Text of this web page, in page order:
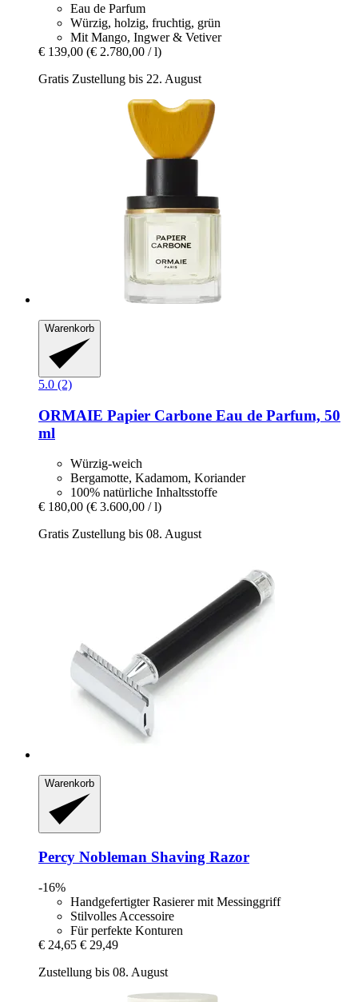
Eau de Parfum
Würzig, holzig, fruchtig, grün
Mit Mango, Ingwer & Vetiver
€ 139,00 (€ 2.780,00 / l)
Gratis Zustellung bis 22. August
Warenkorb
5.0 (2)
ORMAIE Papier Carbone Eau de Parfum, 50
ml
Würzig-weich
Bergamotte, Kadamom, Koriander
100% natürliche Inhaltsstoffe
€ 180,00 (€ 3.600,00 / l)
Gratis Zustellung bis 08. August
Warenkorb
Percy Nobleman Shaving Razor
-16%
Handgefertigter Rasierer mit Messinggriff
Stilvolles Accessoire
Für perfekte Konturen
€ 24,65 € 29,49
Zustellung bis 08. August